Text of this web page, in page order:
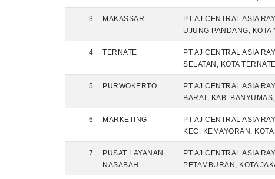
3 MAKASSAR
PT AJ CENTRAL ASIA
UJUNG PANDANG,
4 TERNATE
PT AJ CENTRAL ASIA
SELATAN, KOTA
5 PURWOKERTO
PT AJ CENTRAL ASIA
BARAT, KAB.
6 MARKETING
PT AJ CENTRAL ASIA
KEC. KEMAYORAN,
7
PUSAT LAYANAN
NASABAH
PT AJ CENTRAL ASIA
PETAMBURAN, KOTA